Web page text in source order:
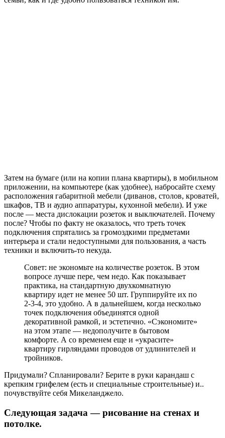
Затем на бумаге (или на копии плана квартиры), в мобильном
приложении, на компьютере (как удобнее), набросайте схему
расположения габаритной мебели (диванов, столов, кроватей,
шкафов, ТВ и аудио аппаратуры, кухонной мебели). И уже
после — места дислокации розеток и выключателей. Почему
после? Чтобы по факту не оказалось, что треть точек
подключения спрятались за громоздкими предметами
интерьера и стали недоступными для пользования, а часть
техники и включить-то некуда.
Совет: не экономьте на количестве розеток. В этом
вопросе лучше пере, чем недо. Как показывает
практика, на стандартную двухкомнатную
квартиру идет не менее 50 шт. Группируйте их по
2-3-4, это удобно. А в дальнейшем, когда несколько
точек подключения объединятся одной
декоративной рамкой, и эстетично. «Сэкономите»
на этом этапе — недополучите в бытовом
комфорте. А со временем еще и «украсите»
квартиру гирляндами проводов от удлинителей и
тройников.
Придумали? Спланировали? Берите в руки карандаш с
крепким грифелем (есть и специальные строительные) и..
почувствуйте себя Микеланджело.
Следующая задача — рисование на стенах и
потолке.